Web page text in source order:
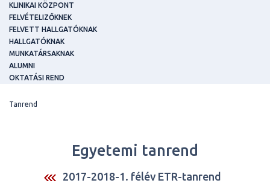
KLINIKAI KÖZPONT
FELVÉTELIZŐKNEK
FELVETT HALLGATÓKNAK
HALLGATÓKNAK
MUNKATÁRSAKNAK
ALUMNI
OKTATÁSI REND
Tanrend
Egyetemi tanrend
2017-2018-1. félév ETR-tanrend